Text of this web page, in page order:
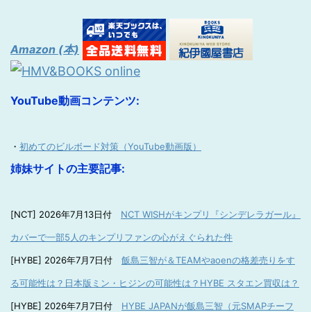
Amazon (本)
YouTube動画コンテンツ:
・ 初めてのビルボード対策（YouTube動画版）
姉妹サイトの主要記事:
[NCT] 2026年7月13日付 NCT WISHがキンプリ『シンデレラガール』
カバーで一部5人のキンプリファンの心がえぐられた件
[HYBE] 2026年7月7日付 飯島三智が＆TEAMやaoenの格差売りをす
る可能性は？日本版ミン・ヒジンの可能性は？HYBE スタエン買収は？
[HYBE] 2026年7月7日付 HYBE JAPANが飯島三智（元SMAPチーフ